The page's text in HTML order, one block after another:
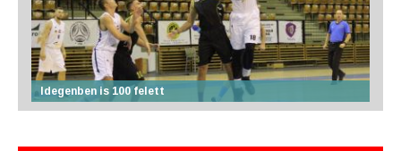
Idegenben is 100 felett